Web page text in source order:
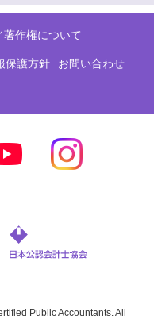
著作権について
保護方針 お問い合わせ
Public Accountants. All